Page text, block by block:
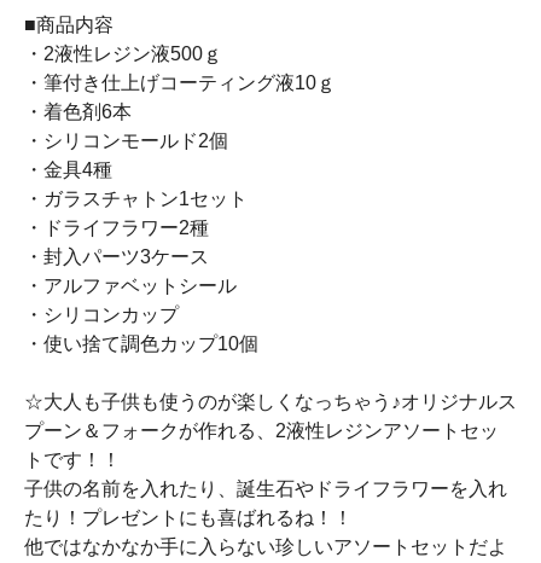
■商品内容
・2液性レジン液500ｇ
・筆付き仕上げコーティング液10ｇ
・着色剤6本
・シリコンモールド2個
・金具4種
・ガラスチャトン1セット
・ドライフラワー2種
・封入パーツ3ケース
・アルファベットシール
・シリコンカップ
・使い捨て調色カップ10個
☆大人も子供も使うのが楽しくなっちゃう♪オリジナルス
プーン＆フォークが作れる、2液性レジンアソートセッ
トです！！
子供の名前を入れたり、誕生石やドライフラワーを入れ
たり！プレゼントにも喜ばれるね！！
他ではなかなか手に入らない珍しいアソートセットだよ